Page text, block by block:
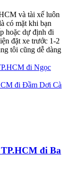
và tài xế luôn
có mặt khi bạn
hoặc dự định đi
đặt xe trước 1-2
tôi cũng dễ dàng
đi Ngọc
đi Đầm Dơi Cà
đi Ba